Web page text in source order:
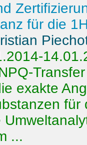
für die
Transfer
exakte
...